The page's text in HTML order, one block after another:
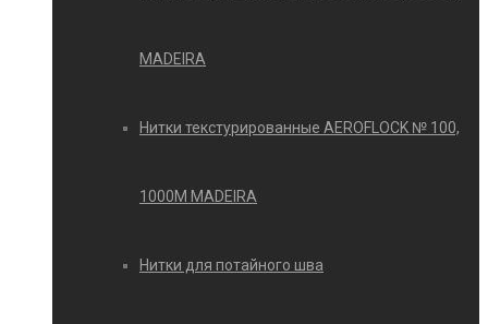
MADEIRA
Нитки текстурированные AEROFLOCK № 100,
1000М MADEIRA
Нитки для потайного шва